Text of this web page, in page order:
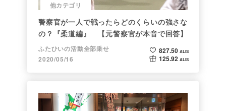
他カテゴリ
警察官が一人で戦ったらどのくらいの強さな
の？『柔道編』 【元警察官が本音で回答】
ふたひいの活動全部乗せ
2020/05/16
827.50 ALIS
125.92 ALIS